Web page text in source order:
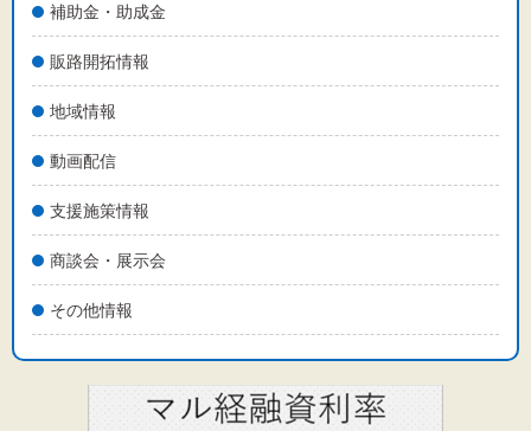
補助金・助成金
販路開拓情報
地域情報
動画配信
支援施策情報
商談会・展示会
その他情報